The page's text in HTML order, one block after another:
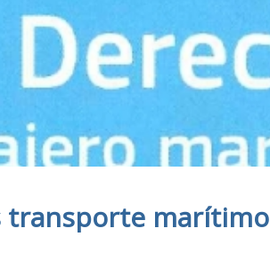
transporte marítimo